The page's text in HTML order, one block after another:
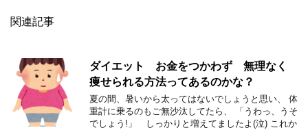
関連記事
ダイエット お金をつかわず 無理なく
痩せられる方法ってあるのかな？
夏の間、暑いから太ってはないでしょうと思い、 体
重計に乗るのもご無沙汰してたら、 「うわっ、うそ
でしょう!」 しっかりと増えてましたよ(泣) これか